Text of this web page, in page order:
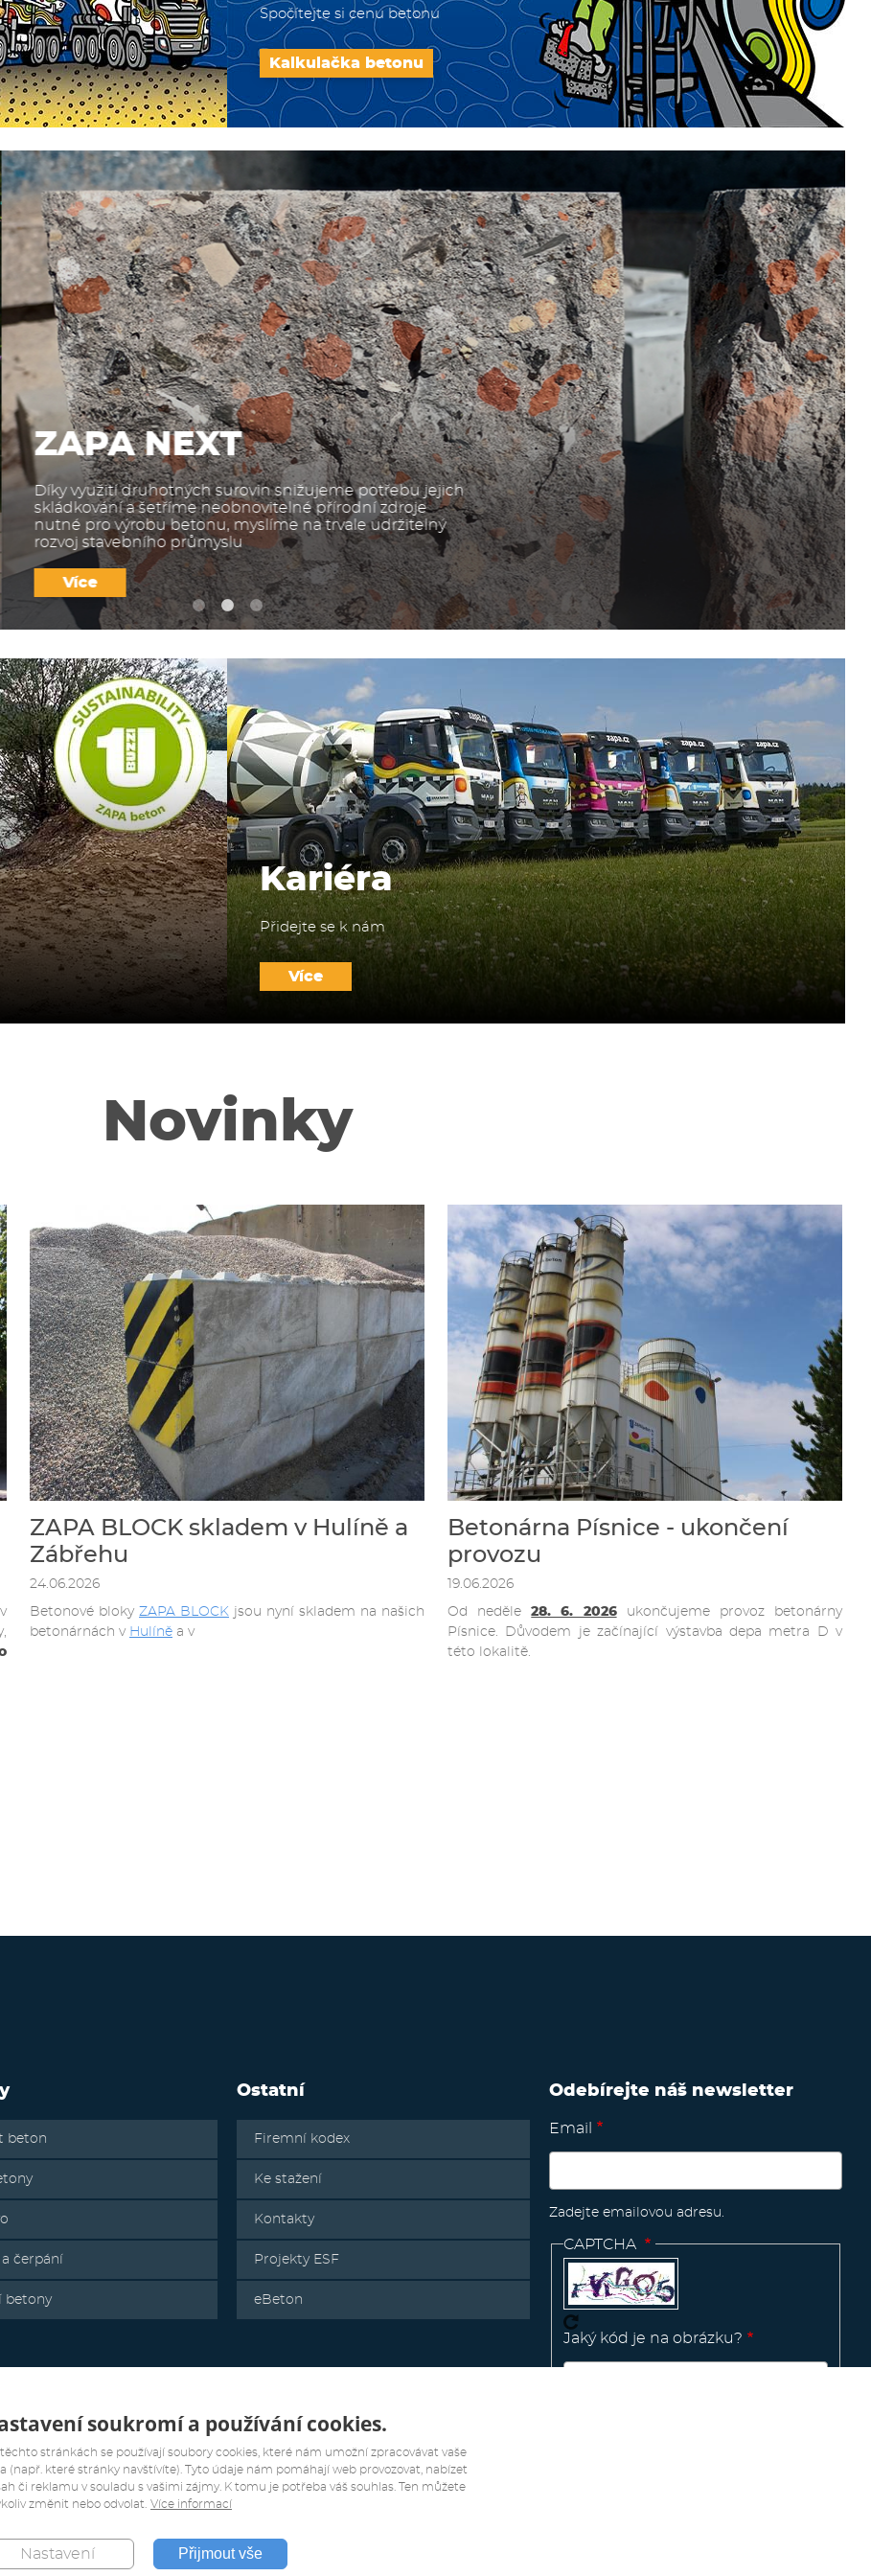
Spočítejte si cenu betonu
Kalkulačka betonu
jejich
Kariéra
Přidejte se k nám
Více
Novinky
ZAPA BLOCK skladem v Hulíně a
Zábřehu
24.06.2026
Betonové bloky ZAPA BLOCK jsou nyní skladem na našich
betonárnách v Hulíněa v
Betonárna Písnice - ukončení
provozu
19.06.2026
Od neděle28. 6. 2026ukončujeme provoz betonárny
Písnice. Důvodem je začínající výstavba depa metra D v
této lokalitě.
beton
čerpání
betony
Ostatní
Firemní kodex
Ke stažení
Kontakty
Projekty ESF
eBeton
Odebírejte náš newsletter
Email
Zadejte emailovou adresu.
CAPTCHA
Jaký kód je na obrázku?
soukromí a používání cookies.
těchto stránkách se používají soubory cookies, které nám umožní zpracovávat vaše
(např. které stránky navštívíte). Tyto údaje nám pomáhají web provozovat, nabízet
či reklamu v souladu s vašimi zájmy. K tomu je potřeba váš souhlas. Ten můžete
změnit nebo odvolat. Více informací
Nastavení Přijmout vše